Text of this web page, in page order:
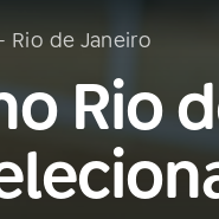
Rio de Janeiro
Rio